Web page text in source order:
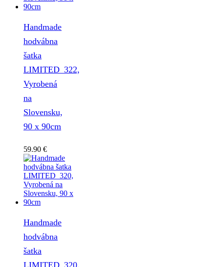
Handmade
hodvábna
šatka
LIMITED_322,
Vyrobená
na
Slovensku,
90 x 90cm
59.90 €
Handmade
hodvábna
šatka